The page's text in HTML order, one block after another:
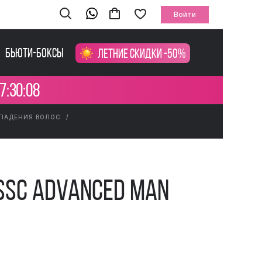
Войти
Бьюти-боксы Летние скидки -50%
ВОЛОС
Advanced Man